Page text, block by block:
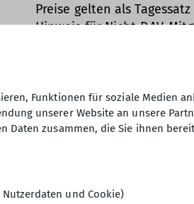
Preise gelten als
Hinweis für Nicht-DAV-
5
Funktionen für soziale Medien
unserer Website an unsere
zusammen, die Sie ihnen
und Cookie)